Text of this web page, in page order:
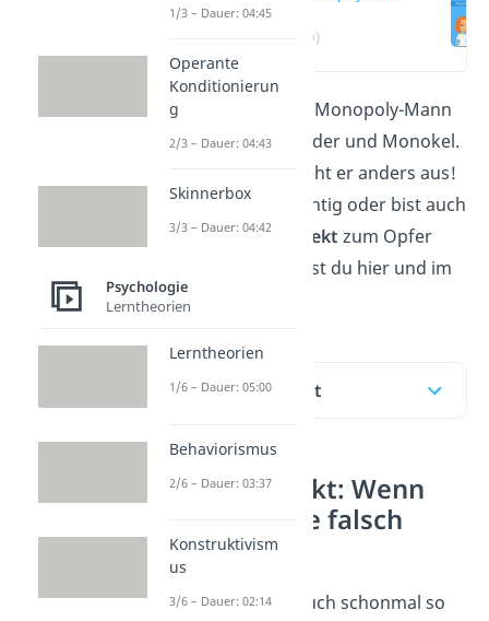
(00:19)
Jeder kennt ihn: den Monopoly-Mann
mit schwarzem Zylinder und Monokel.
Doch in Wahrheit sieht er anders aus!
Erinnerst du dich richtig oder bist auch
du demMandela Effekt zum Opfer
gefallen? Das erfährst du hier und im
Video
Inhaltsübersicht
Mandela-Effekt: Wenn
sich Tausende falsch
erinnern
Dir ist es vielleicht auch schonmal so
1/3 – Dauer: 04:45
Operante
Konditionierun
g
2/3 – Dauer: 04:43
Skinnerbox
3/3 – Dauer: 04:42
Psychologie
Lerntheorien
Lerntheorien
1/6 – Dauer: 05:00
Behaviorismus
2/6 – Dauer: 03:37
Konstruktivism
us
3/6 – Dauer: 02:14